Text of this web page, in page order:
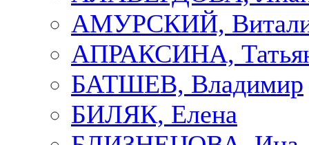
АМУРСКИЙ,
АПРАКСИНА,
БАТШЕВ, Владимир
БИЛЯК, Елена